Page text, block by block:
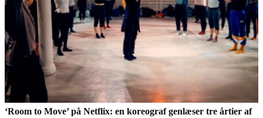
‘Room to Move’ på Netflix: en koreograf genlæser tre årtier af